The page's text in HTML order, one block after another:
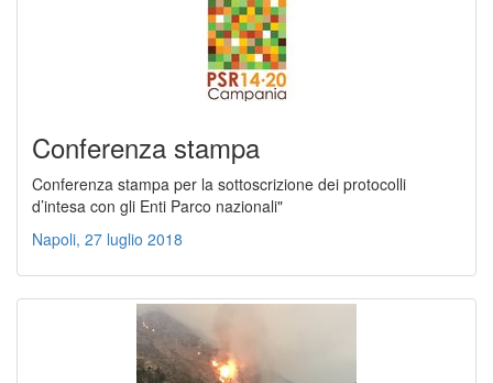
Conferenza stampa
Conferenza stampa per la sottoscrizione dei protocolli
d’intesa con gli Enti Parco nazionali"
Napoli, 27 luglio 2018